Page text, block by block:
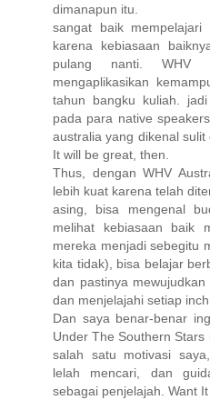
dimanapun itu.
sangat baik
karena kebiasaan
pulang nanti. WHV
mengaplikasikan
tahun bangku kuliah.
pada para native
australia yang dikenal sulit
It will be great, then.
Thus, dengan WHV
lebih kuat karena telah
asing, bisa mengenal
melihat kebiasaan baik
mereka menjadi sebegitu
kita tidak), bisa belajar
dan pastinya
dan menjelajahi setiap
Dan saya benar-benar
Under The Southern
salah satu motivasi
lelah mencari, dan
sebagai penjelajah. Want